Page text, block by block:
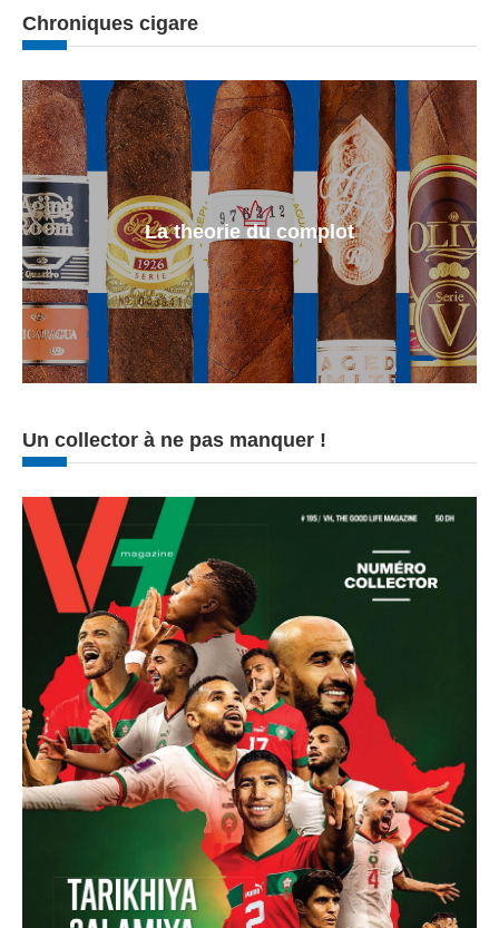
Chroniques cigare
La theorie du complot
Un collector à ne pas manquer !